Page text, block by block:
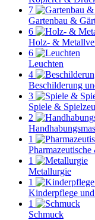
7
Gartenbau &
6
Holz- &
6
Leuchten
4
Beschilderung
3
Spiele &
2
1
1
Metallurgie
1
Kinderpflege
1
Schmuck